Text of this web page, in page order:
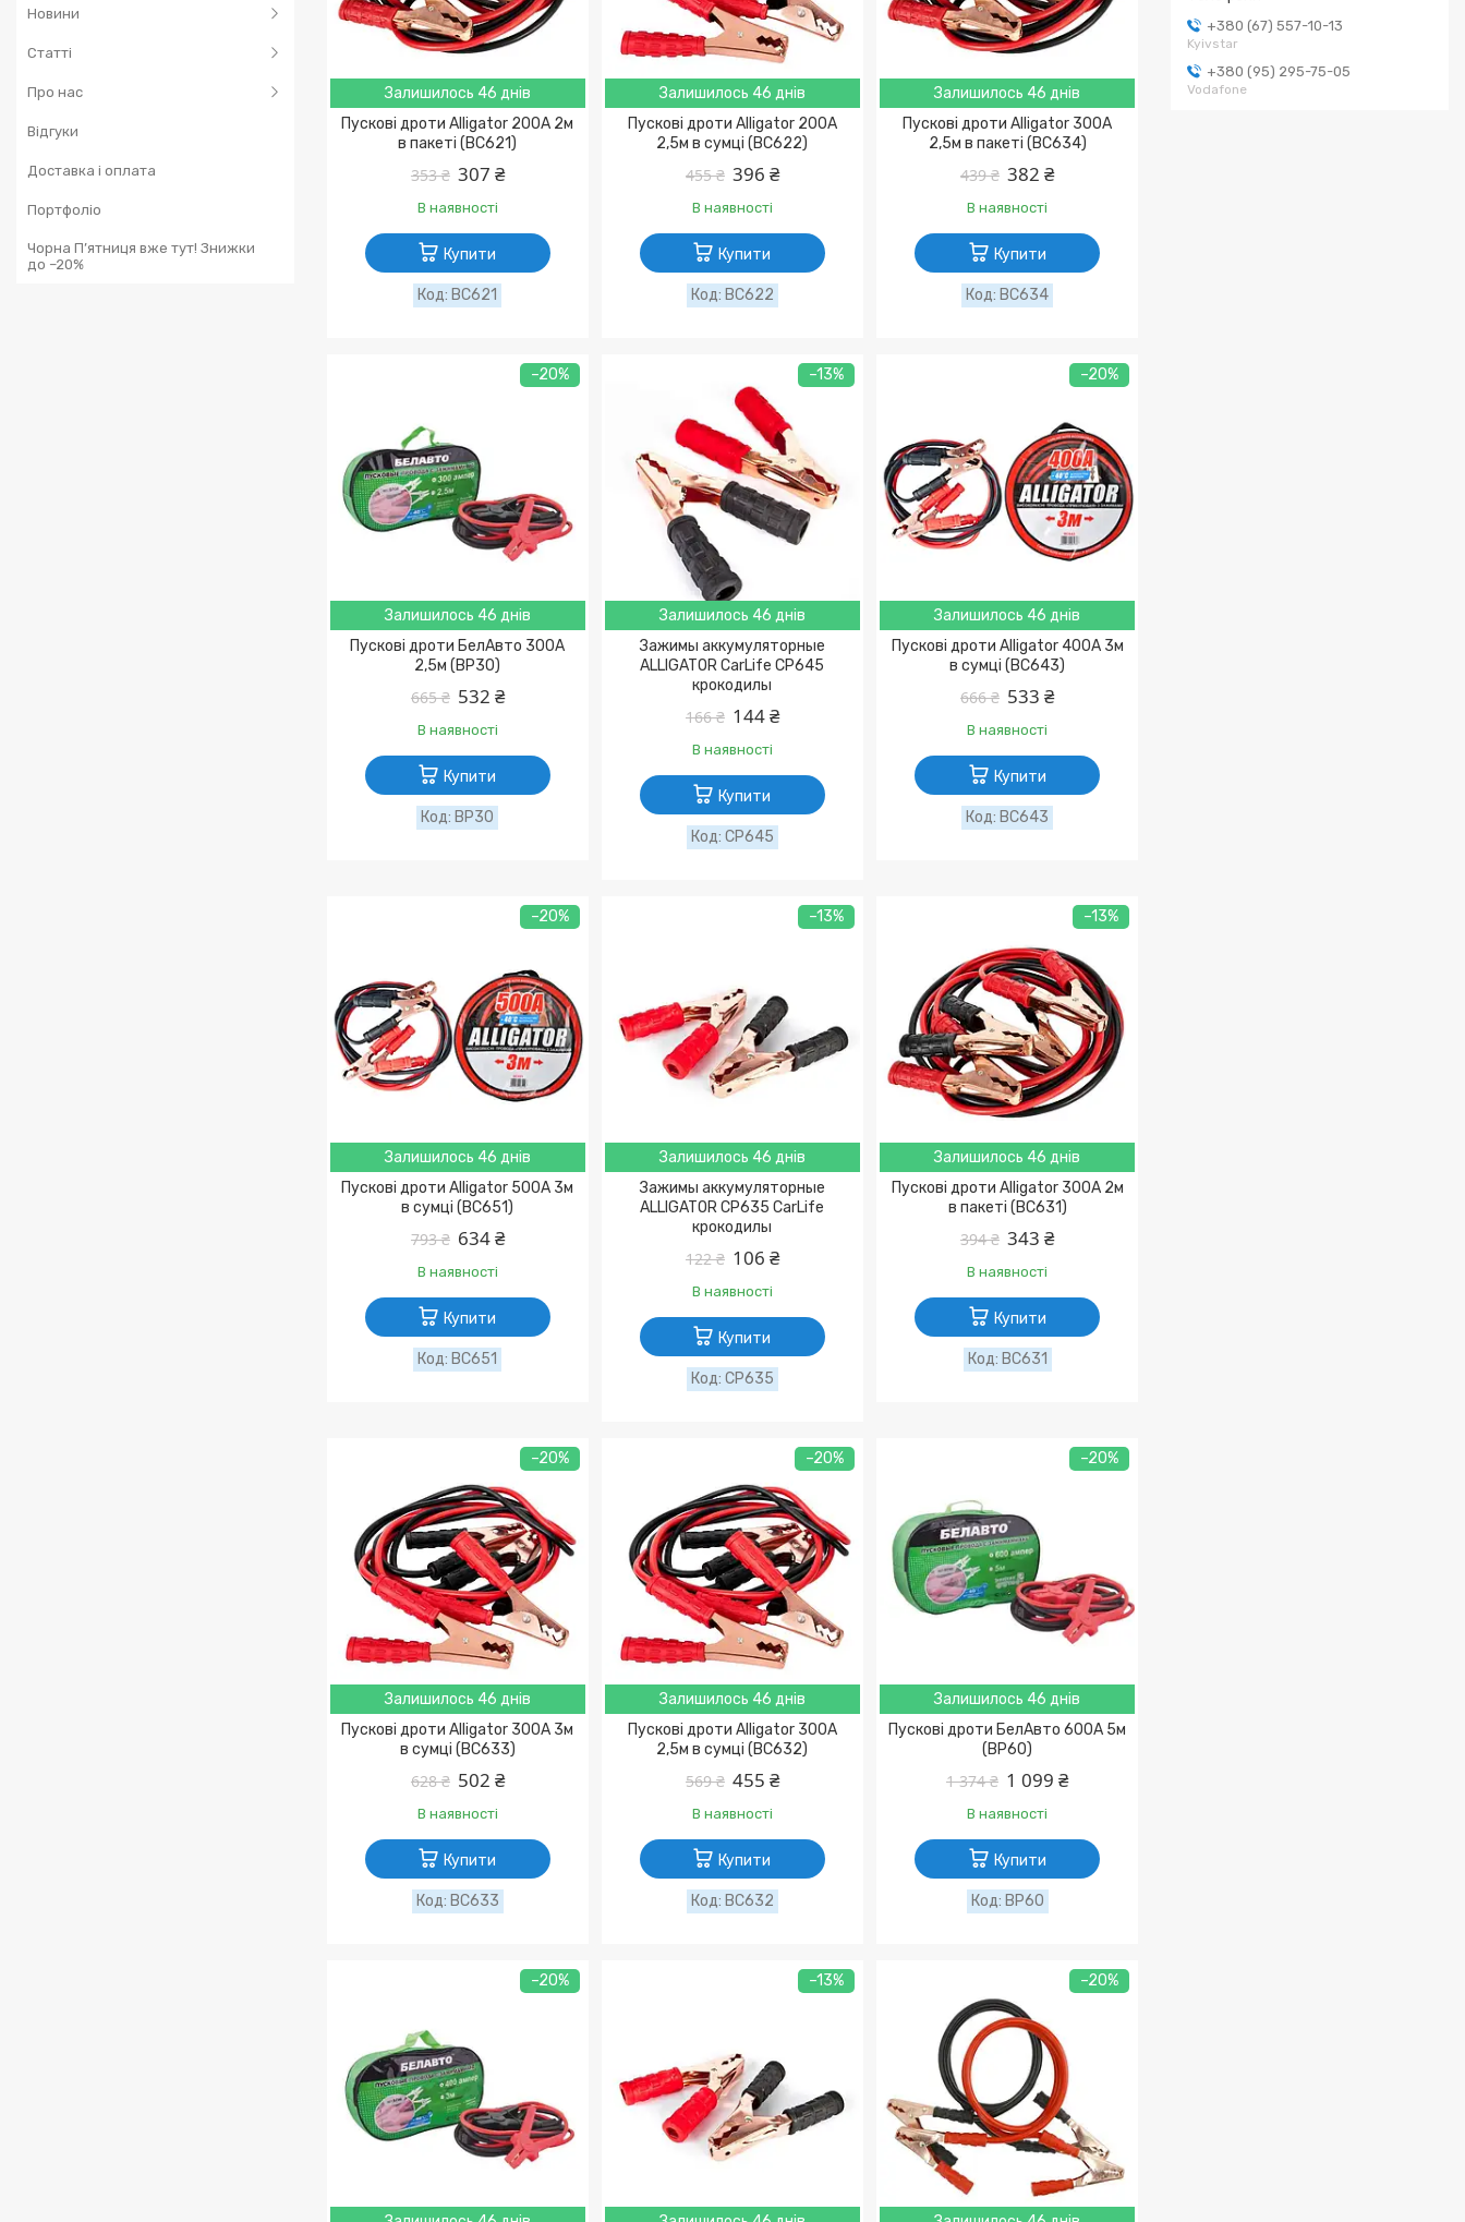
Новини
Статті
Про нас
Відгуки
Доставка і оплата
Портфоліо
Чорна П’ятниця вже тут! Знижки
до –20%
+380 (67) 557-10-13
Kyivstar
+380 (95) 295-75-05
Vodafone
Залишилось 46 днів
Пускові дроти Alligator 200A 2м
в пакеті (BC621)
353 ₴ 307 ₴
В наявності
Купити
BC621
Залишилось 46 днів
Пускові дроти Alligator 200A
2,5м в сумці (BC622)
455 ₴ 396 ₴
В наявності
Купити
BC622
Залишилось 46 днів
Пускові дроти Alligator 300A
2,5м в пакеті (BC634)
439 ₴ 382 ₴
В наявності
Купити
BC634
–20%
Залишилось 46 днів
Пускові дроти БелАвто 300A
2,5м (BP30)
665 ₴ 532 ₴
В наявності
Купити
BP30
–13%
Залишилось 46 днів
Зажимы аккумуляторные
ALLIGATOR CarLife CP645
крокодилы
166 ₴ 144 ₴
В наявності
Купити
CP645
–20%
Залишилось 46 днів
Пускові дроти Alligator 400A 3м
в сумці (BC643)
666 ₴ 533 ₴
В наявності
Купити
BC643
–20%
Залишилось 46 днів
Пускові дроти Alligator 500A 3м
в сумці (BC651)
793 ₴ 634 ₴
В наявності
Купити
BC651
–13%
Залишилось 46 днів
Зажимы аккумуляторные
ALLIGATOR CP635 CarLife
крокодилы
122 ₴ 106 ₴
В наявності
Купити
CP635
–13%
Залишилось 46 днів
Пускові дроти Alligator 300A 2м
в пакеті (BC631)
394 ₴ 343 ₴
В наявності
Купити
BC631
–20%
Залишилось 46 днів
Пускові дроти Alligator 300A 3м
в сумці (BC633)
628 ₴ 502 ₴
В наявності
Купити
BC633
–20%
Залишилось 46 днів
Пускові дроти Alligator 300A
2,5м в сумці (BC632)
569 ₴ 455 ₴
В наявності
Купити
BC632
–20%
Залишилось 46 днів
Пускові дроти БелАвто 600A 5м
(BP60)
1 374 ₴ 1 099 ₴
В наявності
Купити
BP60
–20% –13% –20%